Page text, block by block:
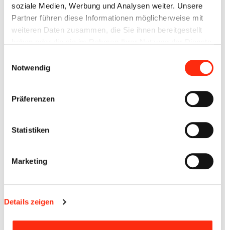
soziale Medien, Werbung und Analysen weiter. Unsere
Partner führen diese Informationen möglicherweise mit
weiteren Daten zusammen, die Sie ihnen bereitgestellt
Notwendig
Präferenzen
Statistiken
Marketing
Details zeigen